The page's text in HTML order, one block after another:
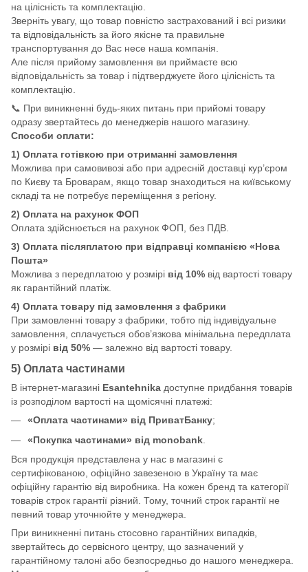
на цілісність та комплектацію.
Зверніть увагу, що товар повністю застрахований і всі ризики
та відповідальність за його якісне та правильне
транспортування до Вас несе наша компанія.
Але після прийому замовлення ви приймаєте всю
відповідальність за товар і підтверджуєте його цілісність та
комплектацію.
📞 При виникненні будь-яких питань при прийомі товару
одразу звертайтесь до менеджерів нашого магазину.
Способи оплати:
1) Оплата готівкою при отриманні замовлення
Можлива при самовивозі або при адресній доставці кур’єром
по Києву та Броварам, якщо товар знаходиться на київському
складі та не потребує переміщення з регіону.
2) Оплата на рахунок ФОП
Оплата здійснюється на рахунок ФОП, без ПДВ.
3) Оплата післяплатою при відправці компанією «Нова
Пошта»
Можлива з передплатою у розмірі від 10% від вартості товару
як гарантійний платіж.
4) Оплата товару під замовлення з фабрики
При замовленні товару з фабрики, тобто під індивідуальне
замовлення, сплачується обов’язкова мінімальна передплата
у розмірі від 50% — залежно від вартості товару.
5) Оплата частинами
В інтернет-магазині Esantehnika доступне придбання товарів
із розподілом вартості на щомісячні платежі:
«Оплата частинами» від ПриватБанку;
«Покупка частинами» від monobank
Вся продукція представлена у нас в магазині є
сертифікованою, офіційно завезеною в Україну та має
офіційну гарантію від виробника. На кожен бренд та категорії
товарів строк гарантії різний. Тому, точний строк гарантії не
певний товар уточнюйте у менеджера.
При виникненні питань стосовно гарантійних випадків,
звертайтесь до сервісного центру, що зазначений у
гарантійному талоні або безпосредньо до нашого менеджера.